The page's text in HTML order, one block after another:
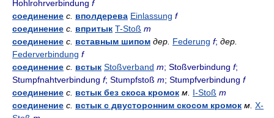
Hohlrohrverbindung f
соединение с. вполдерева Einlassung f
соединение с. впритык T-Stoß m
соединение с. вставным шипом дер. Federung f; дер.
Federverbindung f
соединение с. встык Stoßverband m; Stoßverbindung f;
Stumpfnahtverbindung f; Stumpfstoß m; Stumpfverbindung f
соединение с. встык без скоса кромок м. I-Stoß m
соединение с. встык с двусторонним скосом кромок м. X-